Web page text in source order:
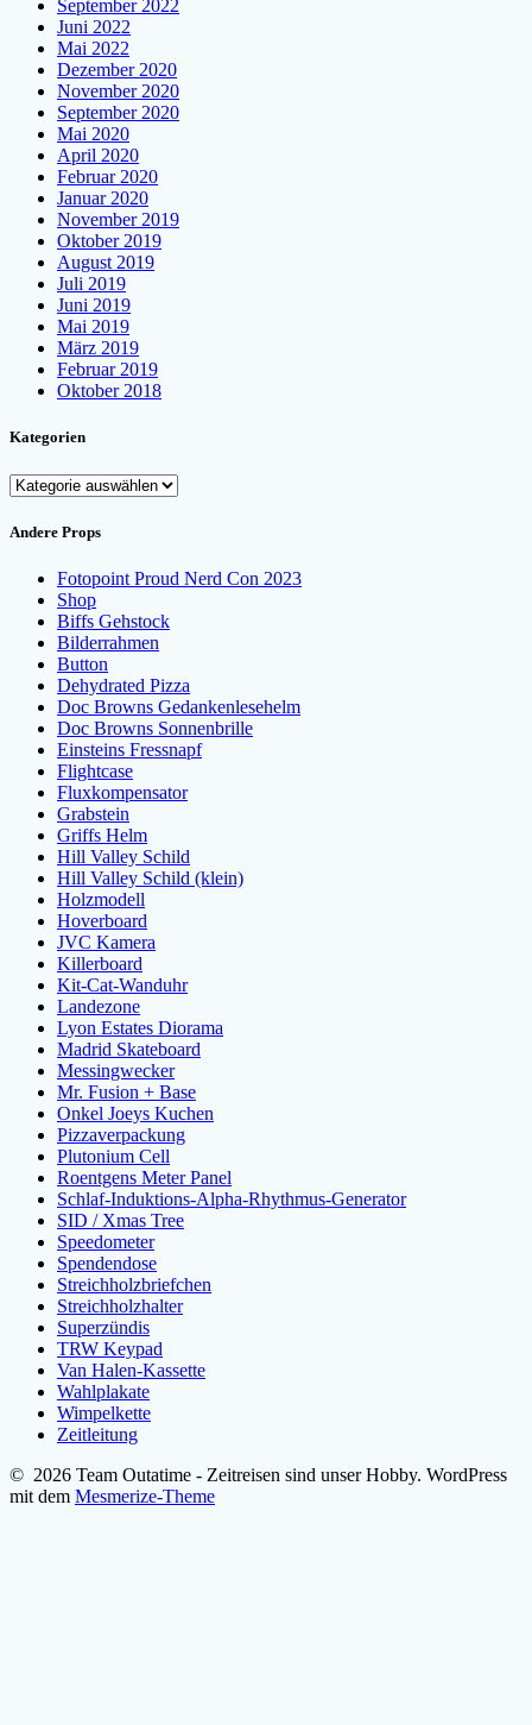
September 2022
Juni 2022
Mai 2022
Dezember 2020
November 2020
September 2020
Mai 2020
April 2020
Februar 2020
Januar 2020
November 2019
Oktober 2019
August 2019
Juli 2019
Juni 2019
Mai 2019
März 2019
Februar 2019
Oktober 2018
Kategorien
Kategorien
Andere Props
Fotopoint Proud Nerd Con 2023
Shop
Biffs Gehstock
Bilderrahmen
Button
Dehydrated Pizza
Doc Browns Gedankenlesehelm
Doc Browns Sonnenbrille
Einsteins Fressnapf
Flightcase
Fluxkompensator
Grabstein
Griffs Helm
Hill Valley Schild
Hill Valley Schild (klein)
Holzmodell
Hoverboard
JVC Kamera
Killerboard
Kit-Cat-Wanduhr
Landezone
Lyon Estates Diorama
Madrid Skateboard
Messingwecker
Mr. Fusion + Base
Onkel Joeys Kuchen
Pizzaverpackung
Plutonium Cell
Roentgens Meter Panel
Schlaf-Induktions-Alpha-Rhythmus-Generator
SID / Xmas Tree
Speedometer
Spendendose
Streichholzbriefchen
Streichholzhalter
Superzündis
TRW Keypad
Van Halen-Kassette
Wahlplakate
Wimpelkette
Zeitleitung
© 2026 Team Outatime - Zeitreisen sind unser Hobby. WordPress
mit dem Mesmerize-Theme